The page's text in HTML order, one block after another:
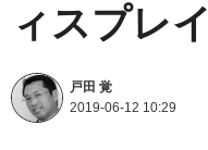
ィスプレイ
戸田 覚
2019-06-12 10:29